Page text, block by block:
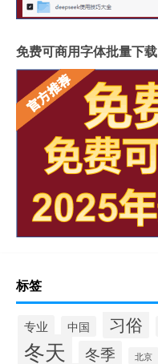
免费可商用字体批量下载
标签
专业 中国 习俗
冬天 冬季 北京